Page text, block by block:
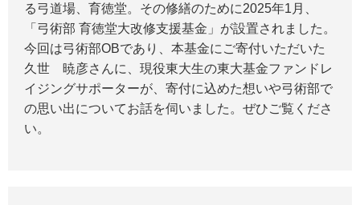
る弓道場、育徳堂。その修繕のために2025年1月、
「弓術部 育徳堂大改修支援基金」が設置されました。
今回は弓術部OBであり、本基金にご寄付いただいた
久世 暁彦さんに、現役東大生の東大基金ファンドレ
イジングサポーターが、寄付に込めた想いや弓術部で
の思い出についてお話を伺いました。ぜひご覧くださ
い。